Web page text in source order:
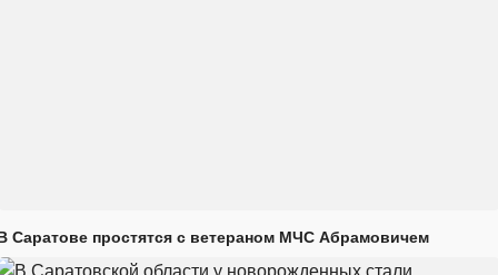
Саратове простятся с ветераном МЧС Абрамовичем